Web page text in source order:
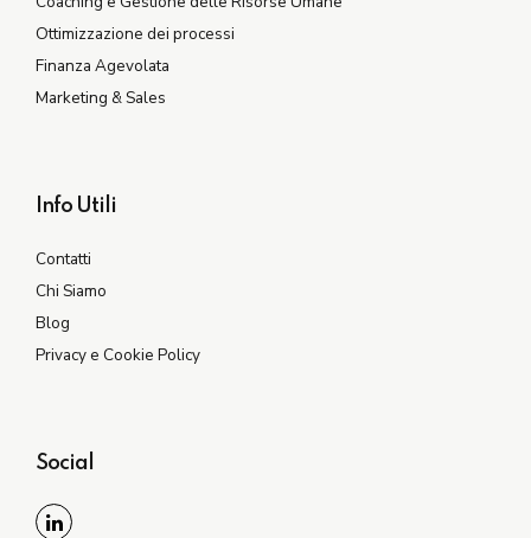
Ottimizzazione dei processi
Finanza Agevolata
Marketing & Sales
Info Utili
Contatti
Chi Siamo
Blog
Privacy e Cookie Policy
Social